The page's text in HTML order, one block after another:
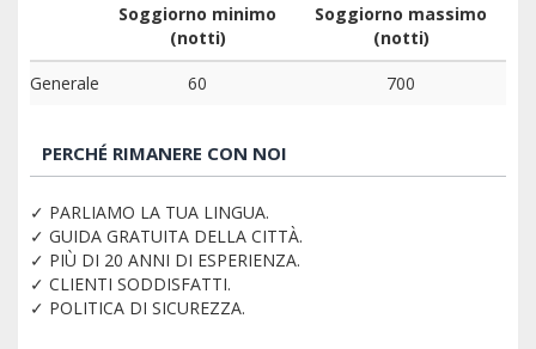
Soggiorno minimo
(notti)
Soggiorno massimo
(notti)
Generale
60 700
PERCHÉ RIMANERE CON NOI
✓ PARLIAMO LA TUA LINGUA.
✓ GUIDA GRATUITA DELLA CITTÀ.
✓ PIÙ DI 20 ANNI DI ESPERIENZA.
✓ CLIENTI SODDISFATTI.
✓ POLITICA DI SICUREZZA.